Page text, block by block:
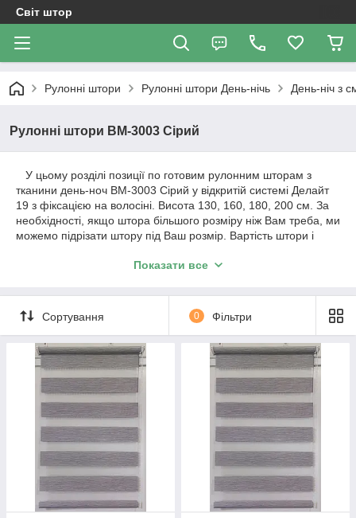
Світ штор
Рулонні штори Рулоннi штори День-нiчь День-ніч з
Рулонні штори ВМ-3003 Сірий
У цьому розділі позиції по готовим рулонним шторам з
тканини день-ноч ВМ-3003 Сірий у відкритій системі Делайт
19 з фіксацією на волосіні. Висота 130, 160, 180, 200 см. За
необхідності, якщо штора більшого розміру ніж Вам треба, ми
можемо підрізати штору під Ваш розмір. Вартість штори і
Важливо!!! Як відбувається робота з нами. Ми
працюємо з усією Україною!
дзвінком або повідомленням в Вайбер.
2. Термін виготовлення 3-5 днів, залежно від тканини, і від
завантаженості.
3. Відправка готового замовлення здійснюється згідно з
даними у замовленні. Усі відправки відбуваються у
встановлений день після 19.00. Номери декларацій
розсилаються після 20,00 повідомленням у Вайбер, якщо
немає Вайбера, то звичайним СМС!!!
В даному розділі вказана ціна на рулонні штори у відкритій
системі (Делайт 19), ширина штори вказана з тканини, отже
Показати все
Сортування 0 Фільтри